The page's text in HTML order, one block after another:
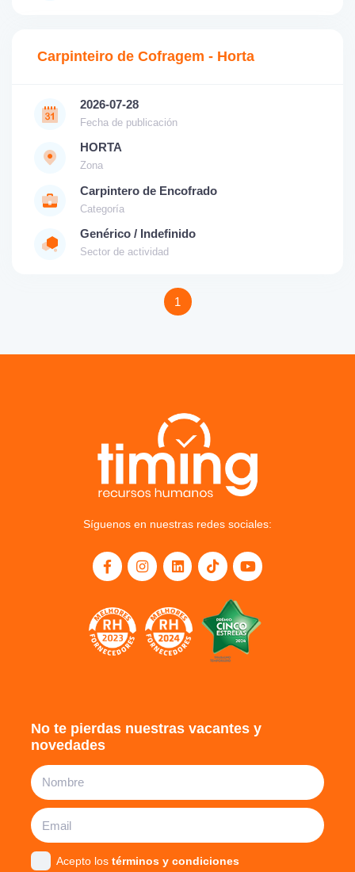
Carpinteiro de Cofragem - Horta
2026-07-28
Fecha de publicación
HORTA
Zona
Carpintero de Encofrado
Categoría
Genérico / Indefinido
Sector de actividad
1
Síguenos en nuestras redes sociales:
No te pierdas nuestras vacantes y
novedades
Acepto lostérminos y condiciones